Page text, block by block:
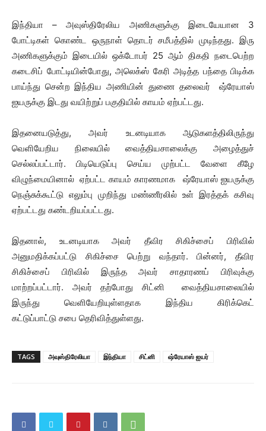
இந்தியா – அவுஸ்திரேலிய அணிகளுக்கு இடையேயான 3
போட்டிகள் கொண்ட ஒருநாள் தொடர் சமீபத்தில் முடிந்தது. இரு
அணிகளுக்கும் இடையில் ஒக்டோபர் 25 ஆம் திகதி நடைபெற்ற
கடைசிப் போட்டியின்போது, அலெக்ஸ் கேரி அடித்த பந்தை பிடிக்க
பாய்ந்து சென்ற இந்திய அணியின் துணை தலைவர் ஷ்ரேயாஸ்
ஐயருக்கு இடது வயிற்றுப் பகுதியில் காயம் ஏற்பட்டது.
இதனையடுத்து, அவர் உடனடியாக ஆடுகளத்திலிருந்து
வெளியேறிய நிலையில் வைத்தியசாலைக்கு அழைத்துச்
செல்லப்பட்டார். பிடியெடுப்பு செய்ய முற்பட்ட வேளை கீழே
விழுந்மையினால் ஏற்பட்ட காயம் காரணமாக ஷ்ரேயாஸ் ஐயருக்கு
நெஞ்சுக்கூட்டு எலும்பு முறிந்து மண்ணீரலில் உள் இரத்தக் கசிவு
ஏற்பட்டது கண்டறியப்பட்டது.
இதனால், உடனடியாக அவர் தீவிர சிகிச்சைப் பிரிவில்
அனுமதிக்கப்பட்டு சிகிச்சை பெற்று வந்தார். பின்னர், தீவிர
சிகிச்சைப் பிரிவில் இருந்த அவர் சாதாரணப் பிரிவுக்கு
மாற்றப்பட்டார். அவர் தற்போது சிட்னி வைத்தியசாலையில்
இருந்து வெளியேறியுள்ளதாக இந்திய கிரிக்கெட்
கட்டுப்பாட்டு சபை தெரிவித்துள்ளது.
TAGS அவுஸ்திரேலியா இந்தியா சிட்னி ஷ்ரேயாஸ் ஐயர்